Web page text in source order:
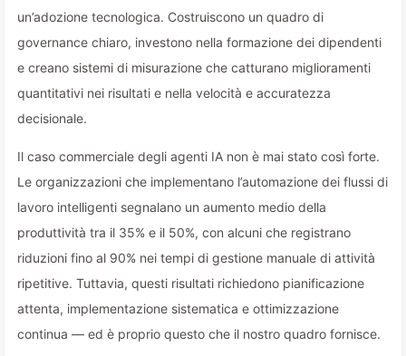
un’adozione tecnologica. Costruiscono un quadro di
governance chiaro, investono nella formazione dei dipendenti
e creano sistemi di misurazione che catturano miglioramenti
quantitativi nei risultati e nella velocità e accuratezza
decisionale.
Il caso commerciale degli agenti IA non è mai stato così forte.
Le organizzazioni che implementano l’automazione dei flussi di
lavoro intelligenti segnalano un aumento medio della
produttività tra il 35% e il 50%, con alcuni che registrano
riduzioni fino al 90% nei tempi di gestione manuale di attività
ripetitive. Tuttavia, questi risultati richiedono pianificazione
attenta, implementazione sistematica e ottimizzazione
continua — ed è proprio questo che il nostro quadro fornisce.